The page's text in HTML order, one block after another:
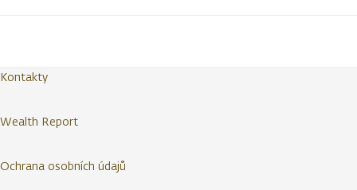
Kontakty
Wealth Report
Ochrana osobních údajů